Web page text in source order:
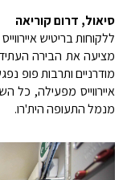
סיאול, דרום קוריאה
ללקוחות בריטיש
מציעה את הבירה
מודרניים ותרבות פופ
איירווייס מפעילה, כל
מנמל התעופה הית'רו.